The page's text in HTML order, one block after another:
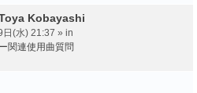
Kobayashi
(水) 21:37 » in
関連使用曲質問